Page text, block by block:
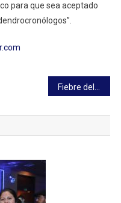
para que sea aceptado